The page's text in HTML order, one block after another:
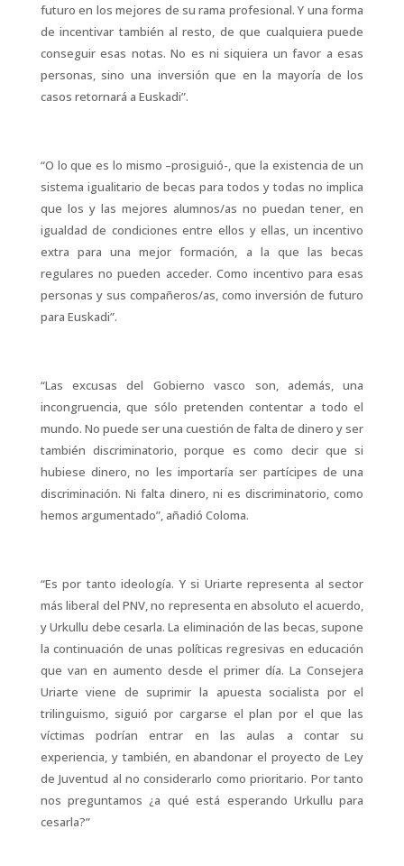
futuro en los mejores de su rama profesional. Y una forma
de incentivar también al resto, de que cualquiera puede
conseguir esas notas. No es ni siquiera un favor a esas
personas, sino una inversión que en la mayoría de los
casos retornará a Euskadi”.
“O lo que es lo mismo –prosiguió-, que la existencia de un
sistema igualitario de becas para todos y todas no implica
que los y las mejores alumnos/as no puedan tener, en
igualdad de condiciones entre ellos y ellas, un incentivo
extra para una mejor formación, a la que las becas
regulares no pueden acceder. Como incentivo para esas
personas y sus compañeros/as, como inversión de futuro
para Euskadi”.
“Las excusas del Gobierno vasco son, además, una
incongruencia, que sólo pretenden contentar a todo el
mundo. No puede ser una cuestión de falta de dinero y ser
también discriminatorio, porque es como decir que si
hubiese dinero, no les importaría ser partícipes de una
discriminación. Ni falta dinero, ni es discriminatorio, como
hemos argumentado”, añadió Coloma.
“Es por tanto ideología. Y si Uriarte representa al sector
más liberal del PNV, no representa en absoluto el acuerdo,
y Urkullu debe cesarla. La eliminación de las becas, supone
la continuación de unas políticas regresivas en educación
que van en aumento desde el primer día. La Consejera
Uriarte viene de suprimir la apuesta socialista por el
trilinguismo, siguió por cargarse el plan por el que las
víctimas podrían entrar en las aulas a contar su
experiencia, y también, en abandonar el proyecto de Ley
de Juventud al no considerarlo como prioritario. Por tanto
nos preguntamos ¿a qué está esperando Urkullu para
cesarla?”